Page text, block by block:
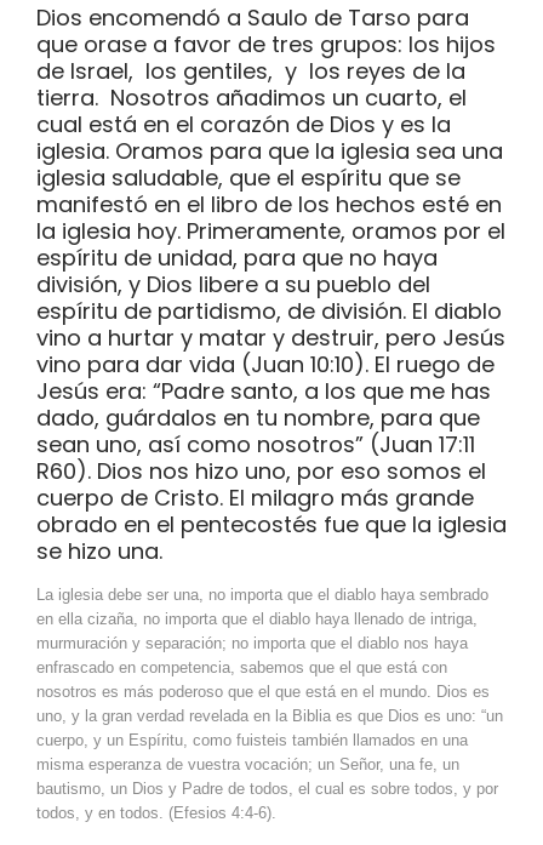
Dios encomendó a Saulo de Tarso para
que orase a favor de tres grupos: los hijos
de Israel, los gentiles, y los reyes de la
tierra. Nosotros añadimos un cuarto, el
cual está en el corazón de Dios y es la
iglesia. Oramos para que la iglesia sea una
iglesia saludable, que el espíritu que se
manifestó en el libro de los hechos esté en
la iglesia hoy. Primeramente, oramos por el
espíritu de unidad, para que no haya
división, y Dios libere a su pueblo del
espíritu de partidismo, de división. El diablo
vino a hurtar y matar y destruir, pero Jesús
vino para dar vida (Juan 10:10). El ruego de
Jesús era: “Padre santo, a los que me has
dado, guárdalos en tu nombre, para que
sean uno, así como nosotros” (Juan 17:11
R60). Dios nos hizo uno, por eso somos el
cuerpo de Cristo. El milagro más grande
obrado en el pentecostés fue que la iglesia
se hizo una.
La iglesia debe ser una, no importa que el diablo haya sembrado
en ella cizaña, no importa que el diablo haya llenado de intriga,
murmuración y separación; no importa que el diablo nos haya
enfrascado en competencia, sabemos que el que está con
nosotros es más poderoso que el que está en el mundo. Dios es
uno, y la gran verdad revelada en la Biblia es que Dios es uno: “un
cuerpo, y un Espíritu, como fuisteis también llamados en una
misma esperanza de vuestra vocación; un Señor, una fe, un
bautismo, un Dios y Padre de todos, el cual es sobre todos, y por
todos, y en todos. (Efesios 4:4-6).